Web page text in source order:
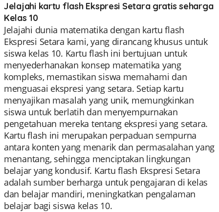
Jelajahi kartu flash Ekspresi Setara gratis seharga
Kelas 10
Jelajahi dunia matematika dengan kartu flash
Ekspresi Setara kami, yang dirancang khusus untuk
siswa kelas 10. Kartu flash ini bertujuan untuk
menyederhanakan konsep matematika yang
kompleks, memastikan siswa memahami dan
menguasai ekspresi yang setara. Setiap kartu
menyajikan masalah yang unik, memungkinkan
siswa untuk berlatih dan menyempurnakan
pengetahuan mereka tentang ekspresi yang setara.
Kartu flash ini merupakan perpaduan sempurna
antara konten yang menarik dan permasalahan yang
menantang, sehingga menciptakan lingkungan
belajar yang kondusif. Kartu flash Ekspresi Setara
adalah sumber berharga untuk pengajaran di kelas
dan belajar mandiri, meningkatkan pengalaman
belajar bagi siswa kelas 10.